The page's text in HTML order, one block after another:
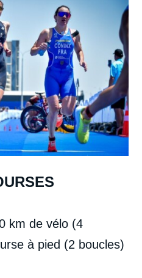
km de vélo (4
à pied (2 boucles)